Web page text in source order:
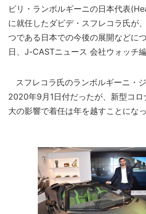
ビリ・ランボルギーニの日本代表
に就任したダビデ・スフレコラ氏が
つである日本での今後の展開などに
日、J-CASTニュース 会社ウォッチ
スフレコラ氏のランボルギーニ・
2020年9月1日付だったが、新型コ
大の影響で着任は年を越すことになっ